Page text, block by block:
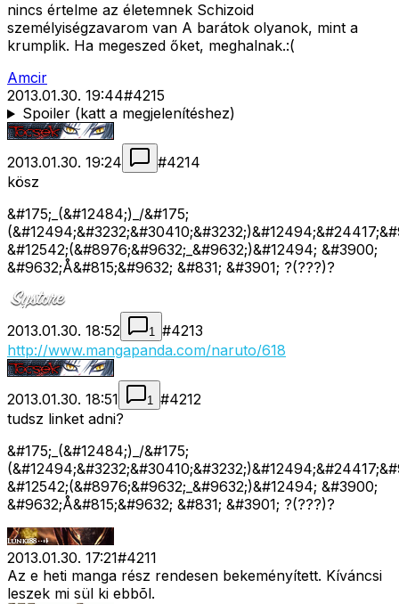
nincs értelme az életemnek Schizoid
személyiségzavarom van A barátok olyanok, mint a
krumplik. Ha megeszed őket, meghalnak.:(
Amcir
2013.01.30. 19:44#4215
Spoiler (katt a megjelenítéshez)
2013.01.30. 19:24 #4214
kösz
&#175;_(&#12484;)_/&#175;
&#12542;(&#8976;&#9632;_&#9632;)&#12494; &#3900;
&#9632;Å&#815;&#9632; &#831; &#3901; ?(???)?
2013.01.30. 18:52 1 #4213
http://www.mangapanda.com/naruto/618
2013.01.30. 18:51 1 #4212
tudsz linket adni?
&#175;_(&#12484;)_/&#175;
&#12542;(&#8976;&#9632;_&#9632;)&#12494; &#3900;
&#9632;Å&#815;&#9632; &#831; &#3901; ?(???)?
2013.01.30. 17:21#4211
Az e heti manga rész rendesen bekeményített. Kíváncsi
leszek mi sül ki ebbõl.